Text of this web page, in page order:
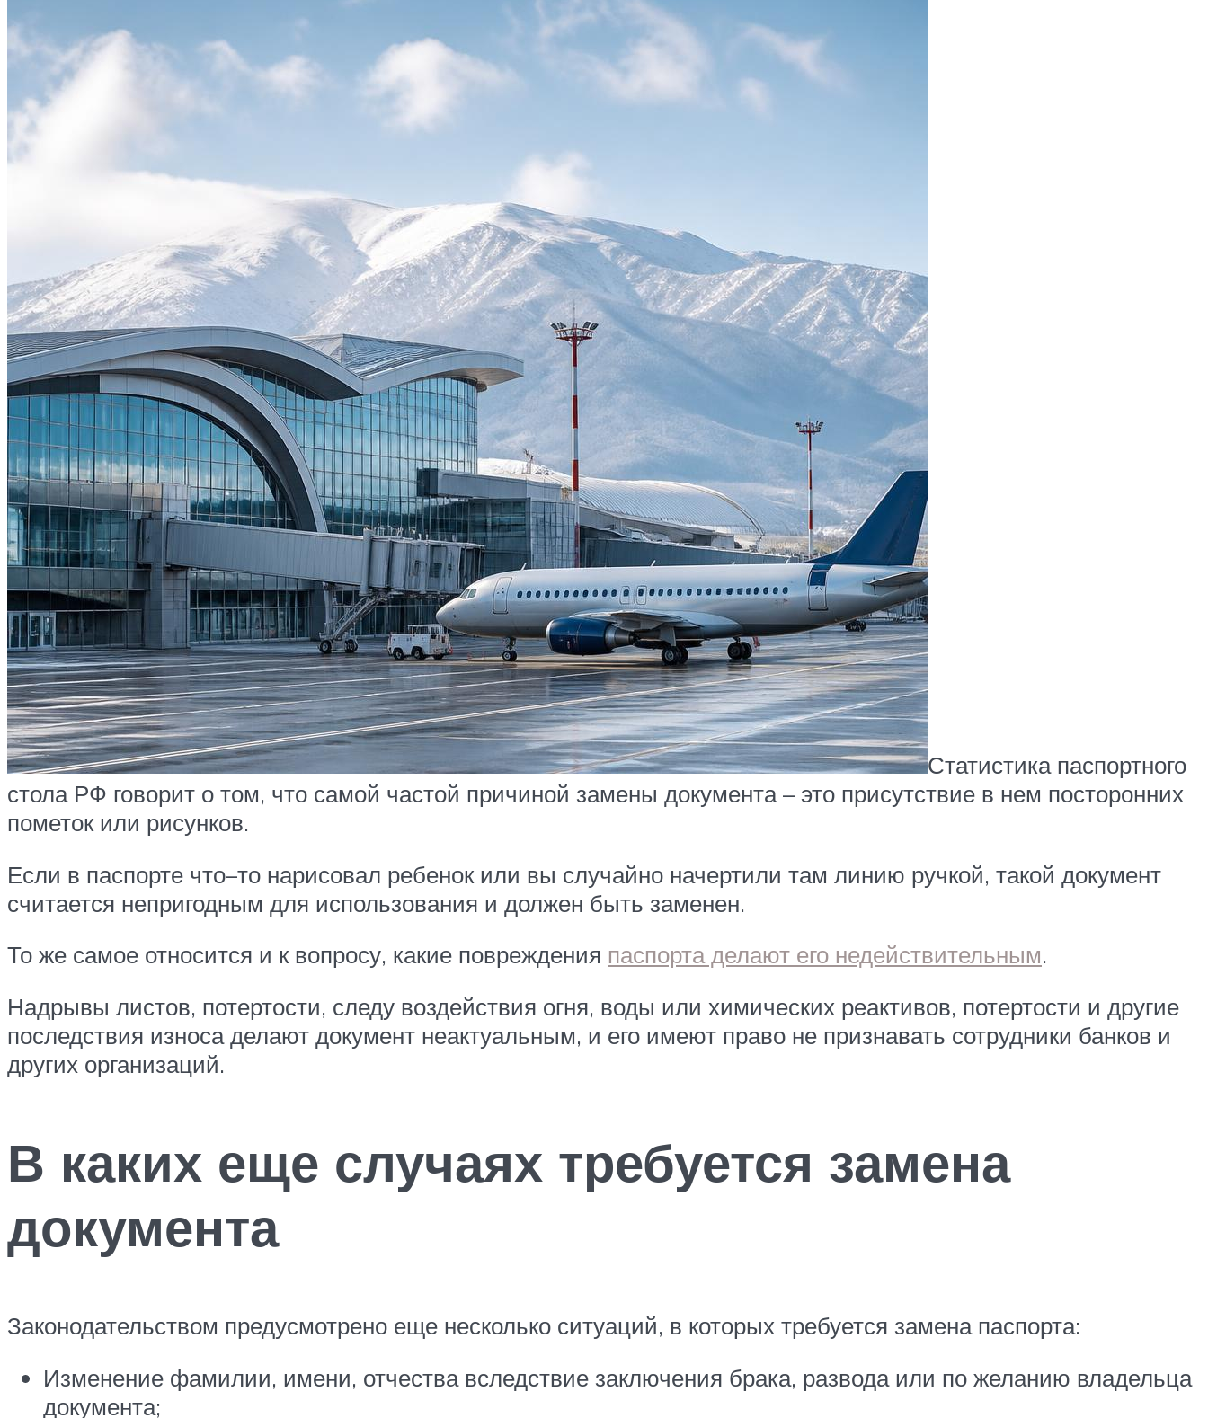
Статистика паспортного
стола РФ говорит о том, что самой частой причиной замены документа – это присутствие в нем посторонних
пометок или рисунков.
Если в паспорте что–то нарисовал ребенок или вы случайно начертили там линию ручкой, такой документ
считается непригодным для использования и должен быть заменен.
То же самое относится и к вопросу, какие повреждения паспорта делают его недействительным.
Надрывы листов, потертости, следу воздействия огня, воды или химических реактивов, потертости и другие
последствия износа делают документ неактуальным, и его имеют право не признавать сотрудники банков и
других организаций.
В каких еще случаях требуется замена
документа
Законодательством предусмотрено еще несколько ситуаций, в которых требуется замена паспорта:
Изменение фамилии, имени, отчества вследствие заключения брака, развода или по желанию владельца
документа;